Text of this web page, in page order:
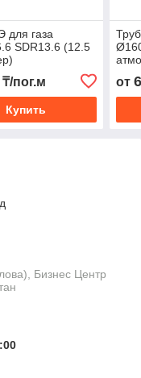
для газа
SDR13.6 (12.5
пог.м
Купить
от
Бизнес Центр